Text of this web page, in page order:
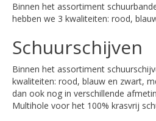
Binnen het assortiment
hebben we 3 kwaliteiten: rood,
Schuurschijven
Binnen het assortiment
kwaliteiten: rood, blauw en zwart,
dan ook nog in verschillende
Multihole voor het 100% krasvrij